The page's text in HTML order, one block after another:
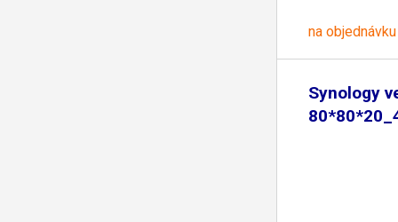
na objednávku
Synology